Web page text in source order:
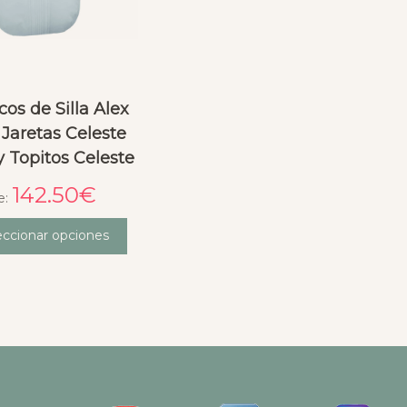
de Silla Alex
Celeste
Topitos Celeste
142.50€
opciones